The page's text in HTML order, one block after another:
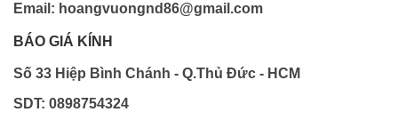
Email: hoangvuongnd86@gmail.com
BÁO GIÁ KÍNH
Số 33 Hiệp Bình Chánh - Q.Thủ Đức - HCM
SDT: 0898754324